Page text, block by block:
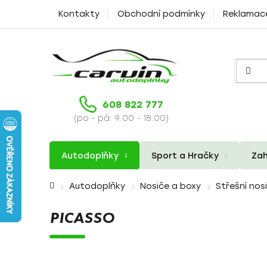
Kontakty Obchodní podmínky
608 822 777
(po - pá: 9:00 - 18:00)
Autodoplňky Sport a Hračky
Domů Autodoplňky Nosiče a boxy Střešní
PICASSO